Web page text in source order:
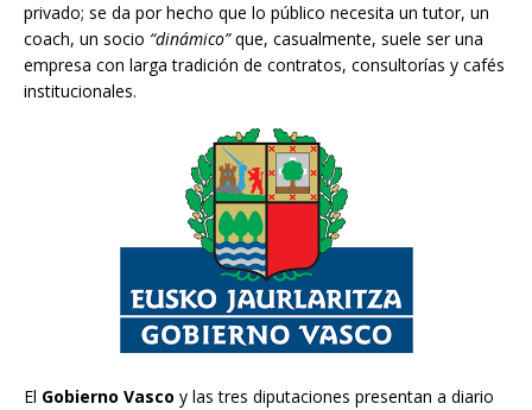
privado; se da por hecho que lo público necesita un tutor, un
coach, un socio “dinámico”que, casualmente, suele ser una
empresa con larga tradición de contratos, consultorías y cafés
institucionales.
El Gobierno Vasco y las tres diputaciones presentan a diario